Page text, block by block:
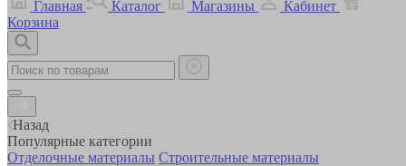
Главная
Каталог Магазины
Кабинет
Корзина
Назад
Популярные категории
Отделочные материалы Строительные материалы